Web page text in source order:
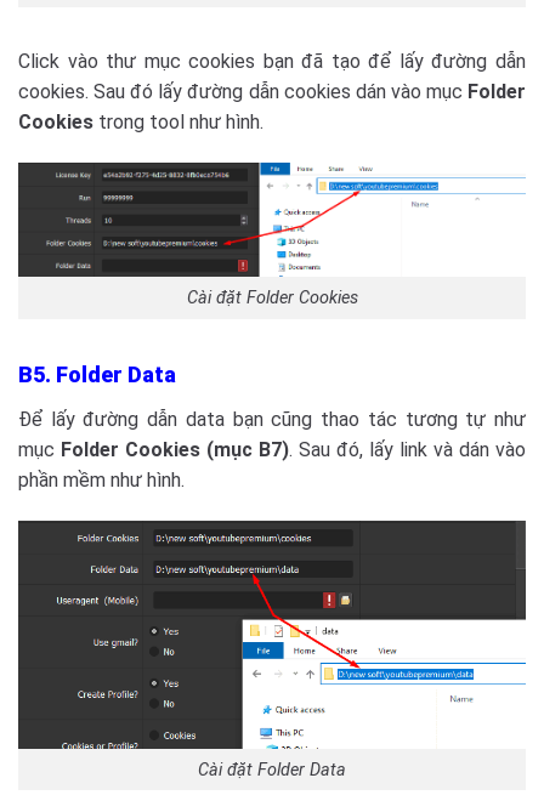
Click vào thư mục cookies bạn đã tạo để lấy đường dẫn
cookies. Sau đó lấy đường dẫn cookies dán vào mục Folder
Cookies trong tool như hình.
Cài đặt Folder Cookies
B5. Folder Data
Để lấy đường dẫn data bạn cũng thao tác tương tự như
mục Folder Cookies (mục B7). Sau đó, lấy link và dán vào
phần mềm như hình.
Cài đặt Folder Data